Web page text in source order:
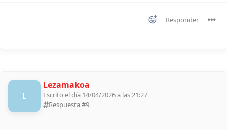
Responder
L
Lezamakoa
Escrito el día 14/04/2026 a las 21:27
Respuesta #9